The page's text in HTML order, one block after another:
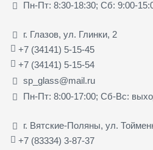
Пн-Пт: 8:30-18:30; Сб: 9:00-
г. Глазов, ул. Глинки, 2
+7 (34141) 5-15-45
+7 (34141) 5-15-54
sp_glass@mail.ru
Пн-Пт: 8:00-17:00; Сб-Вс:
г. Вятские-Поляны, ул.
+7 (83334) 3-87-37